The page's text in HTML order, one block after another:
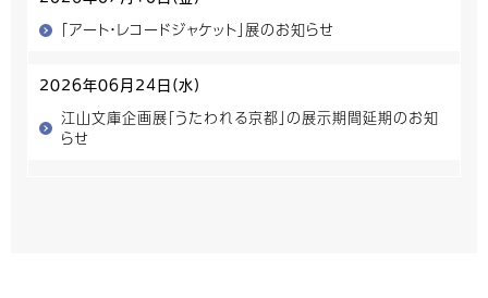
「アート・レコードジャケット」展のお知らせ
2026年06月24日(水)
江山文庫企画展「うたわれる京都」の展示期間延期のお知
らせ